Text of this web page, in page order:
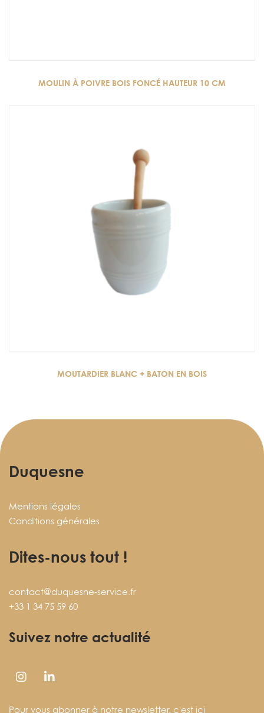
MOULIN À POIVRE BOIS FONCÉ HAUTEUR 10 CM
MOUTARDIER BLANC + BATON EN BOIS
Duquesne
Mentions légales
Conditions générales
Dites-nous tout !
contact@duquesne-service.fr
+33 1 34 75 59 60
Suivez notre actualité
Pour vous abonner à notre newsletter, c'est ici